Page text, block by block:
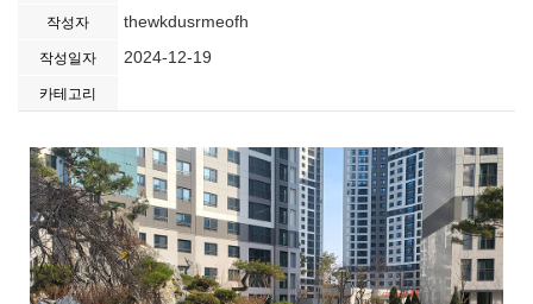
작성자 thewkdusrmeofh
작성일자 2024-12-19
카테고리